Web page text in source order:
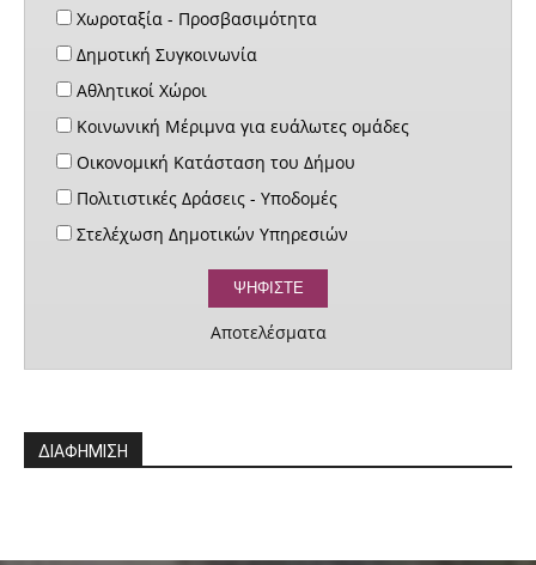
Χωροταξία - Προσβασιμότητα
Δημοτική Συγκοινωνία
Αθλητικοί Χώροι
Κοινωνική Μέριμνα για ευάλωτες ομάδες
Οικονομική Κατάσταση του Δήμου
Πολιτιστικές Δράσεις - Υποδομές
Στελέχωση Δημοτικών Υπηρεσιών
Αποτελέσματα
ΔΙΑΦΗΜΙΣΗ